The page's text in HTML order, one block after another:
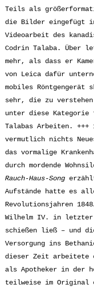
Teils als
die Bilder eingefügt in
Videoarbeit des
Codrin Talaba. Über
mehr, als dass er
von Leica dafür
mobiles
sehr, die zu
unter diese
Talabas Arbeiten.
vermutlich nichts
das vormalige
durch mordende
Rauch-Haus-Song
Aufstände hatte es
Revolutionsjahren
Wilhelm IV. in letzter
schießen ließ – und
Versorgung ins
dieser Zeit arbeitete
als Apotheker in der
teilweise im Original